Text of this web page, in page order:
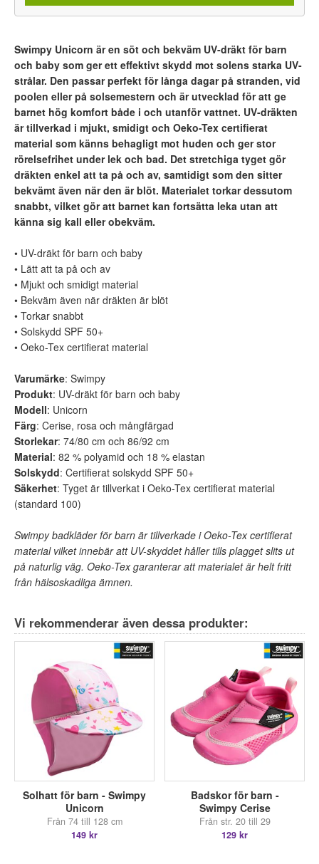
Swimpy Unicorn är en söt och bekväm UV-dräkt för barn
och baby som ger ett effektivt skydd mot solens starka UV-
strålar. Den passar perfekt för långa dagar på stranden, vid
poolen eller på solsemestern och är utvecklad för att ge
barnet hög komfort både i och utanför vattnet. UV-dräkten
är tillverkad i mjukt, smidigt och Oeko-Tex certifierat
material som känns behagligt mot huden och ger stor
rörelsefrihet under lek och bad. Det stretchiga tyget gör
dräkten enkel att ta på och av, samtidigt som den sitter
bekvämt även när den är blöt. Materialet torkar dessutom
snabbt, vilket gör att barnet kan fortsätta leka utan att
känna sig kall eller obekväm.
• UV-dräkt för barn och baby
• Lätt att ta på och av
• Mjukt och smidigt material
• Bekväm även när dräkten är blöt
• Torkar snabbt
• Solskydd SPF 50+
• Oeko-Tex certifierat material
Varumärke: Swimpy
Produkt: UV-dräkt för barn och baby
Modell: Unicorn
Färg: Cerise, rosa och mångfärgad
Storlekar: 74/80 cm och 86/92 cm
Material: 82 % polyamid och 18 % elastan
Solskydd: Certifierat solskydd SPF 50+
Säkerhet: Tyget är tillverkat i Oeko-Tex certifierat material
(standard 100)
Swimpy badkläder för barn är tillverkade i Oeko-Tex certifierat
material vilket innebär att UV-skyddet håller tills plagget slits ut
på naturlig väg. Oeko-Tex garanterar att materialet är helt fritt
från hälsoskadliga ämnen.
Vi rekommenderar även dessa produkter:
Solhatt för barn - Swimpy
Unicorn
Från 74 till 128 cm
149 kr
Badskor för barn -
Swimpy Cerise
Från str. 20 till 29
129 kr